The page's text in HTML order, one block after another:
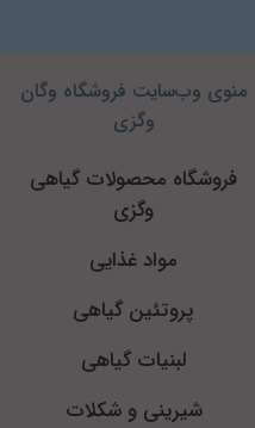
منوی وب‌سایت فروشگاه وگان
وگزی
فروشگاه محصولات گیاهی
وگزی
مواد غذایی
پروتئین گیاهی
لبنیات گیاهی
شیرینی و شکلات